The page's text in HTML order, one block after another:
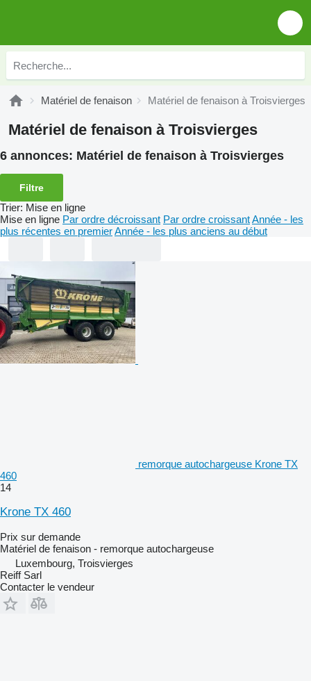
Matériel de fenaison Matériel de fenaison à Troisvierges
Matériel de fenaison à Troisvierges
6 annonces: Matériel de fenaison à Troisvierges
Filtre
Trier: Mise en ligne
Mise en ligne Par ordre décroissant Par ordre croissantAnnée - les
plus récentes en premierAnnée - les plus anciens au début
remorque autochargeuse Krone TX
460
14
Krone TX 460
Prix sur demande
Matériel de fenaison - remorque autochargeuse
Luxembourg, Troisvierges
Reiff Sarl
Contacter le vendeur